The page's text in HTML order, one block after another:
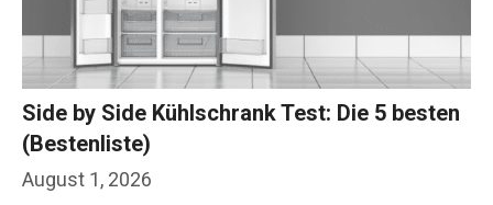
August 1, 2026
Side by Side Kühlschrank Test: Die 5 besten
(Bestenliste)